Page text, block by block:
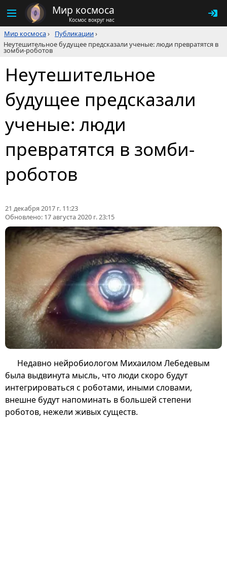
Мир космоса
Космос вокруг нас
Мир космоса› Публикации›
Неутешительное будущее предсказали ученые: люди превратятся в
зомби-роботов
Неутешительное
будущее предсказали
ученые: люди
превратятся в зомби-
роботов
21 декабря 2017 г. 11:23
Обновлено: 17 августа 2020 г. 23:15
Недавно нейробиологом Михаилом Лебедевым
была выдвинута мысль, что люди скоро будут
интегрироваться с роботами, иными словами,
внешне будут напоминать в большей степени
роботов, нежели живых существ.